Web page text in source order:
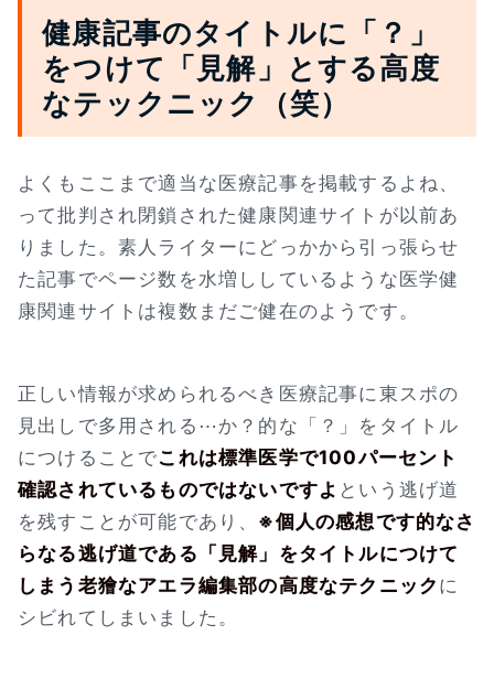
健康記事のタイトルに「？」
をつけて「見解」とする高度
なテックニック（笑）
よくもここまで適当な医療記事を掲載するよね、
って批判され閉鎖された健康関連サイトが以前あ
りました。素人ライターにどっかから引っ張らせ
た記事でページ数を水増ししているような医学健
康関連サイトは複数まだご健在のようです。
正しい情報が求められるべき医療記事に東スポの
見出しで多用される⋯か？的な「？」をタイトル
につけることでこれは標準医学で100パーセント
確認されているものではないですよ という逃げ道
を残すことが可能であり、 ※個人の感想です的なさ
らなる逃げ道である「見解」をタイトルにつけて
しまう老獪なアエラ編集部の高度なテクニック に
シビれてしまいました。